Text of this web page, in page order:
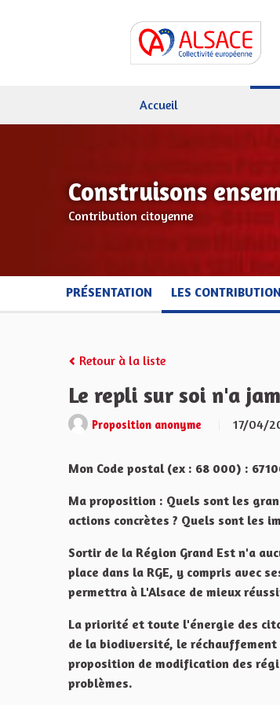
Accueil
Construisons
Contribution citoyenne
PRÉSENTATION LES
Retour à la liste
Le repli sur soi n'a
Proposition anonyme
17/04/
Mon Code postal (ex : 68 000) :
Ma proposition : Quels sont les
actions concrètes ? Quels sont les
Sortir de la Région Grand Est n'a
place dans la RGE, y compris avec
permettra à L'Alsace de mieux
La priorité et toute l'énergie des
de la biodiversité, le
proposition de modification des
problèmes.